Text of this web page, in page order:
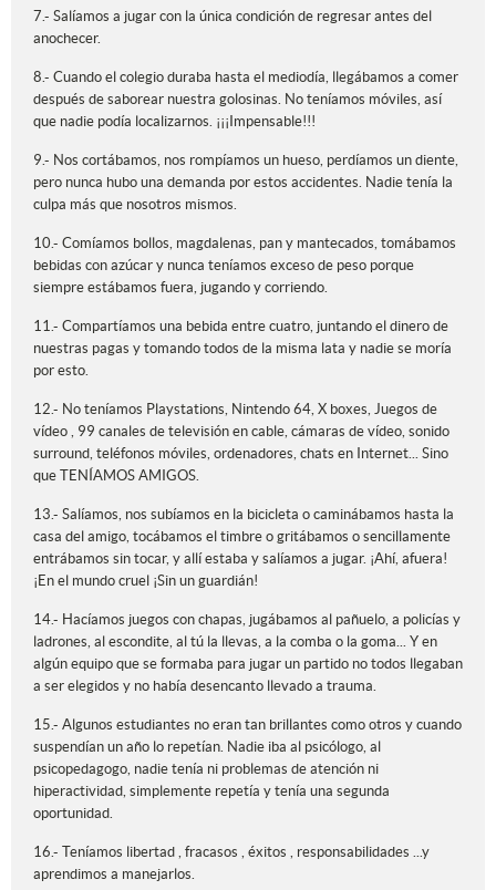
7.- Salíamos a jugar con la única condición de regresar antes del
anochecer.
8.- Cuando el colegio duraba hasta el mediodía, llegábamos a comer
después de saborear nuestra golosinas. No teníamos móviles, así
que nadie podía localizarnos. ¡¡¡Impensable!!!
9.- Nos cortábamos, nos rompíamos un hueso, perdíamos un diente,
pero nunca hubo una demanda por estos accidentes. Nadie tenía la
culpa más que nosotros mismos.
10.- Comíamos bollos, magdalenas, pan y mantecados, tomábamos
bebidas con azúcar y nunca teníamos exceso de peso porque
siempre estábamos fuera, jugando y corriendo.
11.- Compartíamos una bebida entre cuatro, juntando el dinero de
nuestras pagas y tomando todos de la misma lata y nadie se moría
por esto.
12.- No teníamos Playstations, Nintendo 64, X boxes, Juegos de
vídeo , 99 canales de televisión en cable, cámaras de vídeo, sonido
surround, teléfonos móviles, ordenadores, chats en Internet... Sino
que TENÍAMOS AMIGOS.
13.- Salíamos, nos subíamos en la bicicleta o caminábamos hasta la
casa del amigo, tocábamos el timbre o gritábamos o sencillamente
entrábamos sin tocar, y allí estaba y salíamos a jugar. ¡Ahí, afuera!
¡En el mundo cruel ¡Sin un guardián!
14.- Hacíamos juegos con chapas, jugábamos al pañuelo, a policías y
ladrones, al escondite, al tú la llevas, a la comba o la goma... Y en
algún equipo que se formaba para jugar un partido no todos llegaban
a ser elegidos y no había desencanto llevado a trauma.
15.- Algunos estudiantes no eran tan brillantes como otros y cuando
suspendían un año lo repetían. Nadie iba al psicólogo, al
psicopedagogo, nadie tenía ni problemas de atención ni
hiperactividad, simplemente repetía y tenía una segunda
oportunidad.
16.- Teníamos libertad , fracasos , éxitos , responsabilidades ...y
aprendimos a manejarlos.